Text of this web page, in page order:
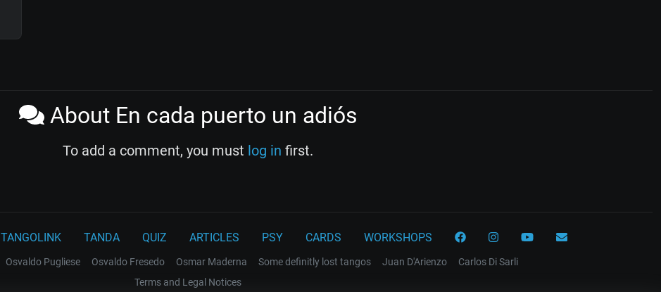
About En cada puerto un adiós
To add a comment, you must log in first.
TANGOLINK TANDA QUIZ ARTICLES PSY CARDS WORKSHOPS
Osvaldo Pugliese Osvaldo Fresedo Osmar Maderna Some definitly lost tangos Juan D'Arienzo
Carlos Di Sarli
Terms and Legal Notices